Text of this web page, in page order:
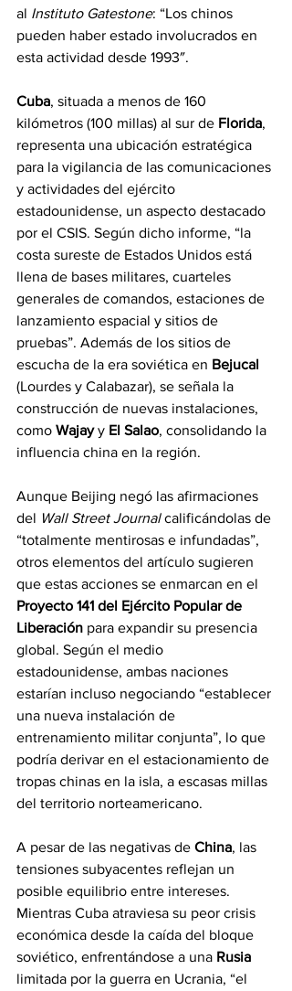
al Instituto Gatestone: “Los chinos
pueden haber estado involucrados en
esta actividad desde 1993″.
Cuba, situada a menos de 160
kilómetros (100 millas) al sur de Florida,
representa una ubicación estratégica
para la vigilancia de las comunicaciones
y actividades del ejército
estadounidense, un aspecto destacado
por el CSIS. Según dicho informe, “la
costa sureste de Estados Unidos está
llena de bases militares, cuarteles
generales de comandos, estaciones de
lanzamiento espacial y sitios de
pruebas”. Además de los sitios de
escucha de la era soviética en Bejucal
(Lourdes y Calabazar), se señala la
construcción de nuevas instalaciones,
como Wajay y El Salao, consolidando la
influencia china en la región.
Aunque Beijing negó las afirmaciones
del Wall Street Journal calificándolas de
“totalmente mentirosas e infundadas”,
otros elementos del artículo sugieren
que estas acciones se enmarcan en el
Proyecto 141 del Ejército Popular de
Liberación para expandir su presencia
global. Según el medio
estadounidense, ambas naciones
estarían incluso negociando “establecer
una nueva instalación de
entrenamiento militar conjunta”, lo que
podría derivar en el estacionamiento de
tropas chinas en la isla, a escasas millas
del territorio norteamericano.
A pesar de las negativas de China, las
tensiones subyacentes reflejan un
posible equilibrio entre intereses.
Mientras Cuba atraviesa su peor crisis
económica desde la caída del bloque
soviético, enfrentándose a una Rusia
limitada por la guerra en Ucrania, “el